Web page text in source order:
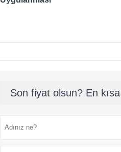
Son fiyat olsun? En